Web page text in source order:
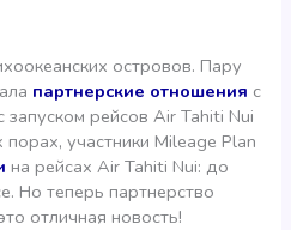
островов. Пару
партнерские отношения с
запуском рейсов Air Tahiti Nui
участники Mileage Plan
на рейсах Air Tahiti Nui: до
Но теперь партнерство
отличная новость!